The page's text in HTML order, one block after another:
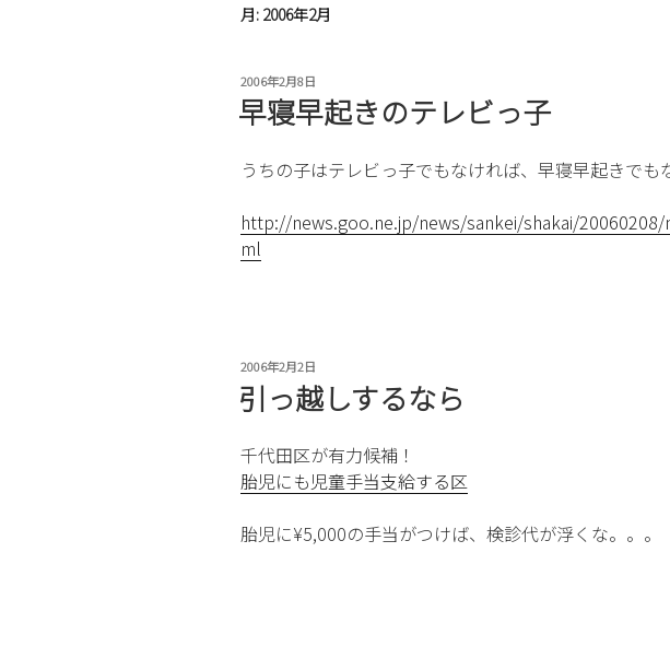
月: 2006年2月
投
稿
日:
2006年2月8日
早寝早起きのテレビっ子
うちの子はテレビっ子でもなければ、早寝早起きで
http://news.goo.ne.jp/news/sankei/shakai/
ml
投
稿
日:
2006年2月2日
引っ越しするなら
千代田区が有力候補！
胎児にも児童手当支給する区
胎児に¥5,000の手当がつけば、検診代が浮くな。。。